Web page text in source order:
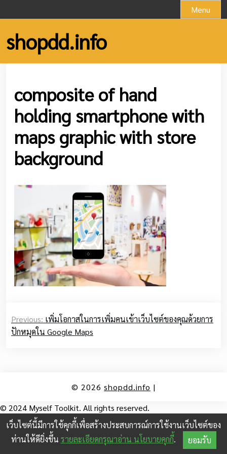
to
content
Menu
shopdd.info
composite of hand
holding smartphone with
maps graphic with store
background
navigation
Previous: เพิ่มโอกาสในการเพิ่มคนเข้าเว็บไซต์ของคุณด้วยการ
ปักหมุดใน Google Maps
© 2026 shopdd.info |
© 2024 Myself Toolkit. All rights reserved.
เว็บไซต์นี้มีการใช้คุกกี้เพื่อสร้างประสบการณ์การใช้งานเว็บไซต์ของ
ท่านให้ดียิ่งขึ้น รายละเอียดกรุณาอ่าน นโยบายคุกกี้. ยอมรับ